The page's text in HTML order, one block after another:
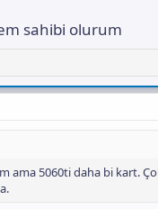
sahibi olurum
ama 5060ti daha bi kart.